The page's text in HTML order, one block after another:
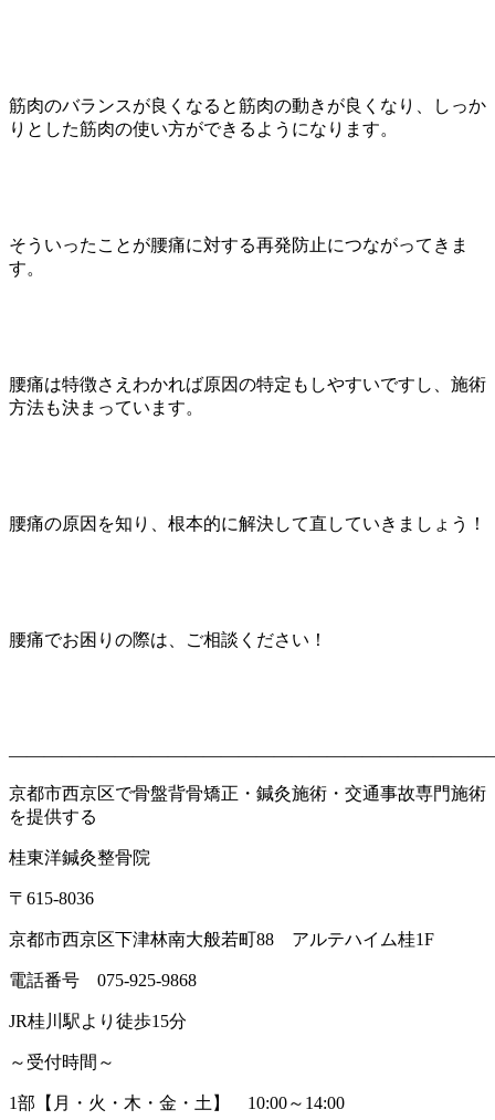
側彎症
ストレートネック
脊柱管狭窄症
腰(椎間板)ヘルニア
腰痛
筋肉のバランスが良くなると筋肉の動きが良くなり、しっか
りとした筋肉の使い方ができるようになります。
そういったことが腰痛に対する再発防止につながってきま
す。
腰痛は特徴さえわかれば原因の特定もしやすいですし、施術
方法も決まっています。
腰痛の原因を知り、根本的に解決して直していきましょう！
腰痛でお困りの際は、ご相談ください！
京都市西京区で骨盤背骨矯正・鍼灸施術・交通事故専門施術
を提供する
桂東洋鍼灸整骨院
〒 615-8036
京都市西京区下津林南大般若町88 アルテハイム桂1F
電話番号 075-925-9868
JR桂川駅より徒歩15分
～受付時間～
1部【月・火・木・金・土】 10:00～ 14:00